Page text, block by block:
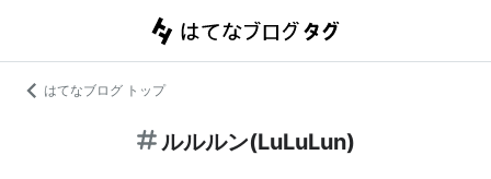
はてなブログ トップ
ルルルン(LuLuLun)